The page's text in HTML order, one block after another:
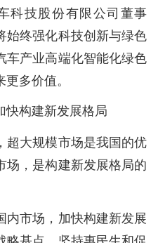
科技股份有限公司董事
始终强化科技创新与绿色
车产业高端化智能化绿色
多价值。
快构建新发展格局
超大规模市场是我国的优
场，是构建新发展格局的
内市场，加快构建新发展